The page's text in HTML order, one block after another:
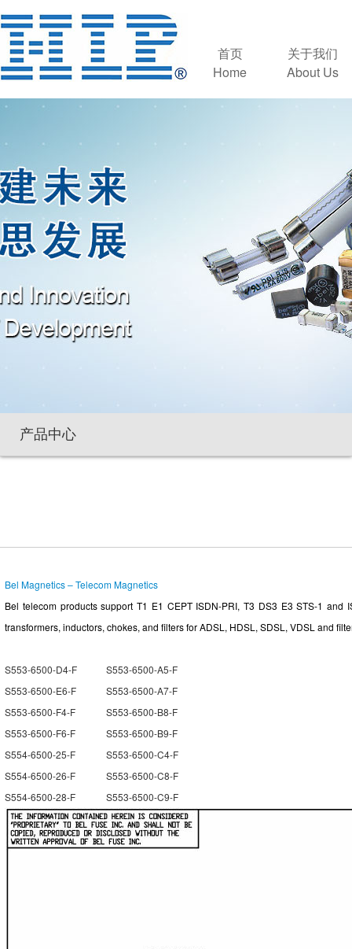
首页
Home
关于我们
About Us
产品中心
Bel Magnetics – Telecom Magnetics
Bel telecom products support T1 E1 CEPT ISDN-PRI, T3 DS3 E3 STS-1
transformers, inductors, chokes, and filters for ADSL, HDSL, SDSL, VDSL and
S553-6500-D4-F
S553-6500-A5-F
S553-6500-E6-F
S553-6500-A7-F
S553-6500-F4-F
S553-6500-B8-F
S553-6500-F6-F
S553-6500-B9-F
S554-6500-25-F
S553-6500-C4-F
S554-6500-26-F
S553-6500-C8-F
S554-6500-28-F
S553-6500-C9-F